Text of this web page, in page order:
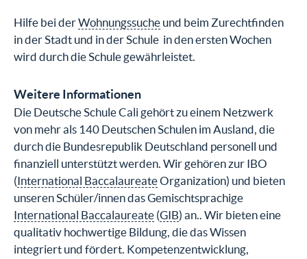
Hilfe bei derWohnungssuche und beim Zurechtfinden
in der Stadt und in der Schule in den ersten Wochen
wird durch die Schule gewährleistet.
Weitere Informationen
Die Deutsche Schule Cali gehört zu einem Netzwerk
von mehr als 140 Deutschen Schulen im Ausland, die
durch die Bundesrepublik Deutschland personell und
finanziell unterstützt werden. Wir gehören zur IBO
(International BaccalaureateOrganization) und bieten
unseren Schüler/innen das Gemischtsprachige
International Baccalaureate (GIB) an.. Wir bieten eine
qualitativ hochwertige Bildung, die das Wissen
integriert und fördert. Kompetenzentwicklung,